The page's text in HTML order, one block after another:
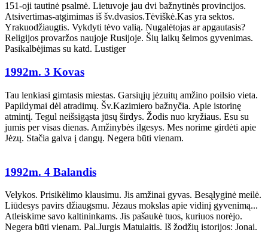
151-oji tautinė psalmė. Lietuvoje jau dvi bažnytinės provincijos.
Atsivertimas-atgimimas iš šv.dvasios.Tėviškė.Kas yra sektos.
Yrakuodžiaugtis. Vykdyti tėvo valią. Nugalėtojas ar apgautasis?
Religijos provaržos naujoje Rusijoje. Šių laikų šeimos gyvenimas.
Pasikalbėjimas su katd. Lustiger
1992m. 3 Kovas
Tau lenkiasi gimtasis miestas. Garsiųjų jėzuitų amžino poilsio vieta.
Papildymai dėl atradimų. Šv.Kazimiero bažnyčia. Apie istorinę
atmintį. Tegul neišsigąsta jūsų širdys. Žodis nuo kryžiaus. Esu su
jumis per visas dienas. Amžinybės ilgesys. Mes norime girdėti apie
Jėzų. Stačia galva į dangų. Negera būti vienam.
1992m. 4 Balandis
Velykos. Prisikėlimo klausimu. Jis amžinai gyvas. Besąlyginė meilė.
Liūdesys pavirs džiaugsmu. Jėzaus mokslas apie vidinį gyvenimą...
Atleiskime savo kaltininkams. Jis pašaukė tuos, kuriuos norėjo.
Negera būti vienam. Pal.Jurgis Matulaitis. Iš žodžių istorijos: Jonai.